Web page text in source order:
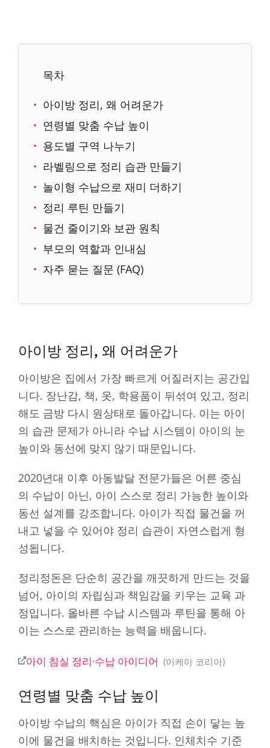
목차
아이방 정리, 왜 어려운가
연령별 맞춤 수납 높이
용도별 구역 나누기
라벨링으로 정리 습관 만들기
놀이형 수납으로 재미 더하기
정리 루틴 만들기
물건 줄이기와 보관 원칙
부모의 역할과 인내심
자주 묻는 질문 (FAQ)
아이방 정리, 왜 어려운가
아이방은 집에서 가장 빠르게 어질러지는 공간입
니다. 장난감, 책, 옷, 학용품이 뒤섞여 있고, 정리
해도 금방 다시 원상태로 돌아갑니다. 이는 아이
의 습관 문제가 아니라 수납 시스템이 아이의 눈
높이와 동선에 맞지 않기 때문입니다.
2020년대 이후 아동발달 전문가들은 어른 중심
의 수납이 아닌, 아이 스스로 정리 가능한 높이와
동선 설계를 강조합니다. 아이가 직접 물건을 꺼
내고 넣을 수 있어야 정리 습관이 자연스럽게 형
성됩니다.
정리정돈은 단순히 공간을 깨끗하게 만드는 것을
넘어, 아이의 자립심과 책임감을 키우는 교육 과
정입니다. 올바른 수납 시스템과 루틴을 통해 아
이는 스스로 관리하는 능력을 배웁니다.
아이 침실 정리·수납 아이디어 이케아 코리아
연령별 맞춤 수납 높이
아이방 수납의 핵심은 아이가 직접 손이 닿는 높
이에 물건을 배치하는 것입니다. 인체치수 기준